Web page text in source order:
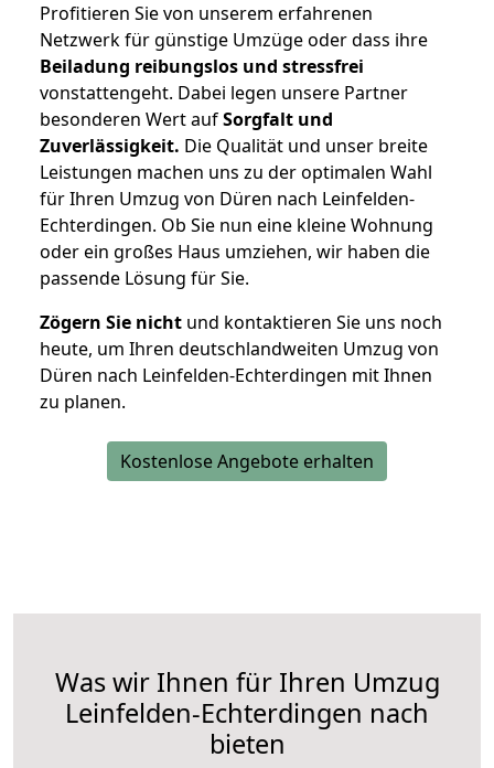
Profitieren Sie von unserem erfahrenen
Netzwerk für günstige Umzüge oder dass ihre
Beiladung reibungslos und stressfrei
vonstattengeht. Dabei legen unsere Partner
besonderen Wert aufSorgfalt und
Zuverlässigkeit. Die Qualität und unser breite
Leistungen machen uns zu der optimalen Wahl
für Ihren Umzug von Düren nach Leinfelden-
Echterdingen. Ob Sie nun eine kleine Wohnung
oder ein großes Haus umziehen, wir haben die
passende Lösung für Sie.
Zögern Sie nicht und kontaktieren Sie uns noch
heute, um Ihren deutschlandweiten Umzug von
Düren nach Leinfelden-Echterdingen mit Ihnen
zu planen.
Kostenlose Angebote erhalten
Was wir Ihnen für Ihren Umzug
Leinfelden-Echterdingen nach
bieten